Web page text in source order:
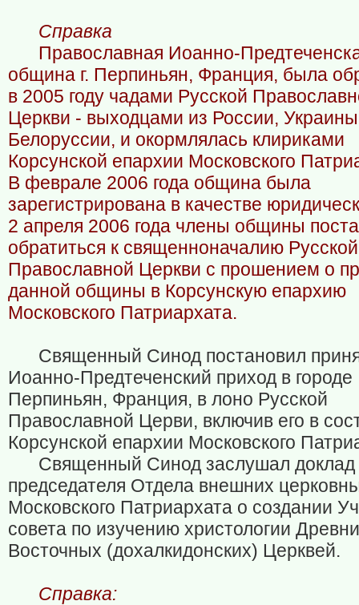
Справка
Православная Иоанно-
община г. Перпиньян, Франция, была
в 2005 году чадами Русской
Церкви - выходцами из России,
Белоруссии, и окормлялась клириками
Корсунской епархии Московского
В феврале 2006 года община была
зарегистрирована в качестве
2 апреля 2006 года члены общины
обратиться к священноначалию Русской
Православной Церкви с прошением о
данной общины в Корсунскую епархию
Московского Патриархата.
Священный Синод постановил
Иоанно-Предтеченский приход в городе
Перпиньян, Франция, в лоно Русской
Православной Церви, включив его в
Корсунской епархии Московского
Священный Синод заслушал доклад
председателя Отдела внешних
Московского Патриархата о создании
совета по изучению христологии
Восточных (дохалкидонских) Церквей.
Справка: